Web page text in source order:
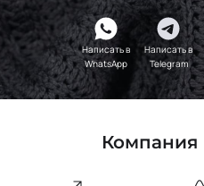
Написать в
WhatsApp
Написать в
Telegram
Компания